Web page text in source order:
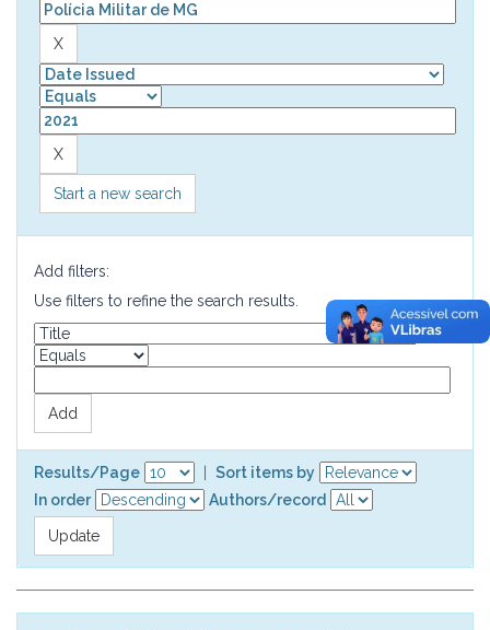
Start a new search
Add filters:
Use filters to refine the search results.
Results/Page
Sort items by
In order
Authors/record